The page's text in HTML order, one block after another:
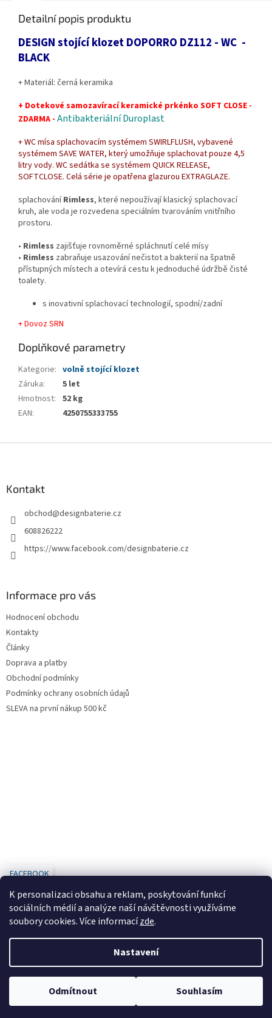
K personalizaci obsahu a reklam, poskytování funkcí
sociálních médií a analýze naší návštěvnosti využíváme
soubory cookies. Více informacízde.
Nastavení
Odmítnout Souhlasím
Detailní popis produktu
DESIGN stojící klozet DOPORRO DZ112 - WC -
BLACK
+ Materiál: černá keramika
+ Dotekové samozavírací keramické prkénko SOFT CLOSE -
ZDARMA - Antibakteriální Duroplast
+ WC mísa splachovacím systémem SWIRLFLUSH, vybavené
systémem SAVE WATER, který umožňuje splachovat pouze 4,5
litry vody. WC sedátka se systémem QUICK RELEASE,
SOFTCLOSE. Celá série je opatřena glazurou EXTRAGLAZE.
splachováníRimless, které nepoužívají klasický splachovací
kruh, ale voda je rozvedena speciálním tvarováním vnitřního
prostoru.
• Rimless zajišťuje rovnoměrné spláchnutí celé mísy
• Rimless zabraňuje usazování nečistot a bakterií na špatně
přístupných místech a otevírá cestu k jednoduché údržbě čisté
toalety.
s inovativní splachovací technologií, spodní/zadní
+ Dovoz SRN
Doplňkové parametry
Kategorie: volně stojící klozet
Záruka:
5 let
Hmotnost: 52 kg
EAN: 4250755333755
Kontakt
obchod@designbaterie.cz
608826222
https://www.facebook.com/designbaterie.cz
Informace pro vás
Hodnocení obchodu
Kontakty
Články
Doprava a platby
Obchodní podmínky
Podmínky ochrany osobních údajů
SLEVA na první nákup 500 kč
FACEBOOK
Copyright 2026www.designbaterie.cz. Všechna práva vyhrazena.
Upravit nastavení cookies